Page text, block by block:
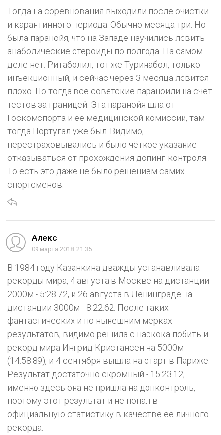
Тогда на соревнования выходили после очистки
и карантинного периода. Обычно месяца три. Но
была паранойя, что на Западе научились ловить
анаболические стероиды по полгода. На самом
деле нет. Ритаболил, тот же Туринабол, только
инъекционный, и сейчас через 3 месяца ловится
плохо. Но тогда все советские параноили на счёт
тестов за границей. Эта паранойя шла от
Госкомспорта и её медицинской комиссии, там
тогда Португал уже был. Видимо,
перестраховывались и было чёткое указание
отказываться от прохождения допинг-контроля.
То есть это даже не было решением самих
спортсменов.
Aлекс
09 марта 2018, 21:35
В 1984 году Казанкина дважды устанавливала
рекорды мира, 4 августа в Москве на дистанции
2000м - 5:28.72, и 26 августа в Ленинграде на
дистанции 3000м - 8:22.62. После таких
фантастических и по нынешним мерках
результатов, видимо решила с наскока побить и
рекорд мира Ингрид Кристансен на 5000м
(14:58.89), и 4 сентября вышла на старт в Париже.
Результат достаточно скромный - 15:23.12,
именно здесь она не пришла на допконтроль,
поэтому этот результат и не попал в
официальную статистику в качестве её личного
рекорда.